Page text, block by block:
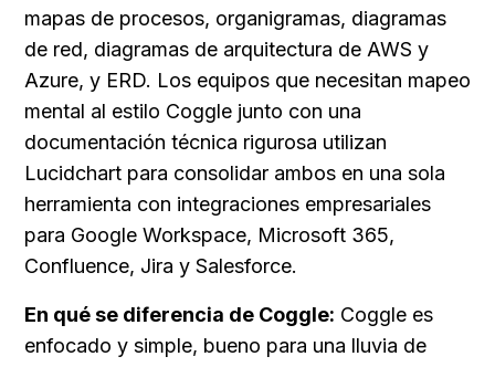
mapas de procesos, organigramas, diagramas
de red, diagramas de arquitectura de AWS y
Azure, y ERD. Los equipos que necesitan mapeo
mental al estilo Coggle junto con una
documentación técnica rigurosa utilizan
Lucidchart para consolidar ambos en una sola
herramienta con integraciones empresariales
para Google Workspace, Microsoft 365,
Confluence, Jira y Salesforce.
En qué se diferencia de Coggle: Coggle es
enfocado y simple, bueno para una lluvia de